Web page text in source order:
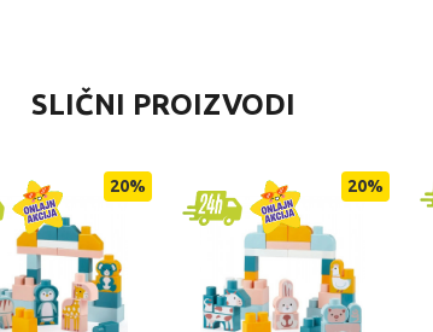
kocke
SLIČNI PROIZVODI
20% 20%